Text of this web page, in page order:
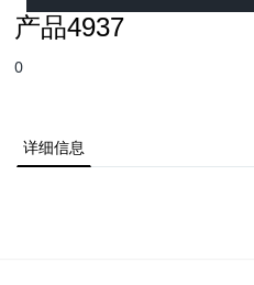
产品4937
0
详细信息